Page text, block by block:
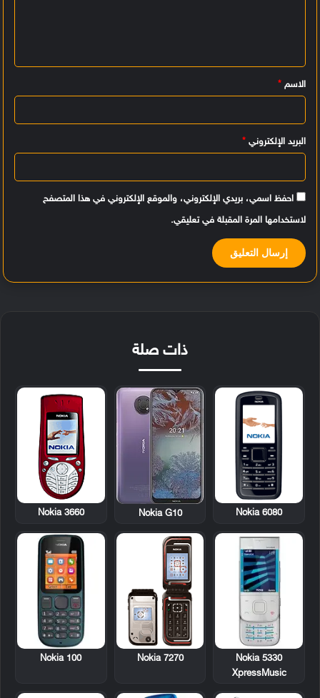
ي
ق
الاسم *
البريد الإلكتروني *
احفظ اسمي، بريدي الإلكتروني، والموقع الإلكتروني في هذا المتصفح
لاستخدامها المرة المقبلة في تعليقي.
ذات صلة
Nokia 6080
Nokia G10
Nokia 3660
Nokia 5330
XpressMusic
Nokia 7270
Nokia 100